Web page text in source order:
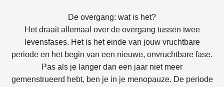
De overgang: wat is het?
Het draait allemaal over de overgang tussen twee
levensfases. Het is het einde van jouw vruchtbare
periode en het begin van een nieuwe, onvruchtbare fase.
Pas als je langer dan een jaar niet meer
gemenstrueerd hebt, ben je in je menopauze. De periode